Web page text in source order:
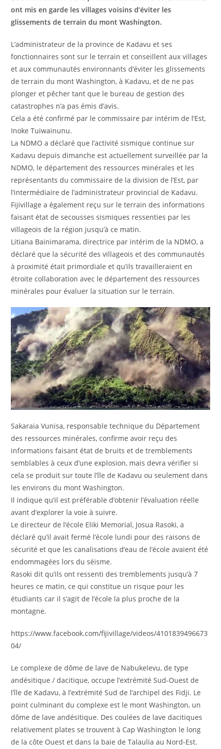
ont mis en garde les villages voisins d’éviter les
glissements de terrain du mont Washington.
L’administrateur de la province de Kadavu et ses
fonctionnaires sont sur le terrain et conseillent aux villages
et aux communautés environnants d’éviter les glissements
de terrain du mont Washington, à Kadavu, et de ne pas
plonger et pêcher tant que le bureau de gestion des
catastrophes n’a pas émis d’avis.
Cela a été confirmé par le commissaire par intérim de l’Est,
Inoke Tuiwainunu.
La NDMO a déclaré que l’activité sismique continue sur
Kadavu depuis dimanche est actuellement surveillée par la
NDMO, le département des ressources minérales et les
représentants du commissaire de la division de l’Est, par
l’intermédiaire de l’administrateur provincial de Kadavu.
Fijivillage a également reçu sur le terrain des informations
faisant état de secousses sismiques ressenties par les
villageois de la région jusqu’à ce matin.
Litiana Bainimarama, directrice par intérim de la NDMO, a
déclaré que la sécurité des villageois et des communautés
à proximité était primordiale et qu’ils travailleraient en
étroite collaboration avec le département des ressources
minérales pour évaluer la situation sur le terrain.
Sakaraia Vunisa, responsable technique du Département
des ressources minérales, confirme avoir reçu des
informations faisant état de bruits et de tremblements
semblables à ceux d’une explosion, mais devra vérifier si
cela se produit sur toute l’île de Kadavu ou seulement dans
les environs du mont Washington.
Il indique qu’il est préférable d’obtenir l’évaluation réelle
avant d’explorer la voie à suivre.
Le directeur de l’école Eliki Memorial, Josua Rasoki, a
déclaré qu’il avait fermé l’école lundi pour des raisons de
sécurité et que les canalisations d’eau de l’école avaient été
endommagées lors du séisme.
Rasoki dit qu’ils ont ressenti des tremblements jusqu’à 7
heures ce matin, ce qui constitue un risque pour les
étudiants car il s’agit de l’école la plus proche de la
montagne.
https://www.facebook.com/fijivillage/videos/4101839496673
04/
Le complexe de dôme de lave de Nabukelevu, de type
andésitique / dacitique, occupe l’extrémité Sud-Ouest de
l’île de Kadavu, à l’extrémité Sud de l’archipel des Fidji. Le
point culminant du complexe est le mont Washington, un
dôme de lave andésitique. Des coulées de lave dacitiques
relativement plates se trouvent à Cap Washington le long
de la côte Ouest et dans la baie de Talaulia au Nord-Est.